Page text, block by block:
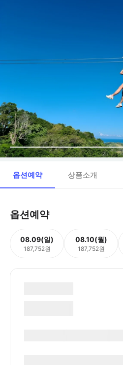
옵션예약 상품소개
옵션예약
08.09(일)
187,752원
08.10(월)
187,752원